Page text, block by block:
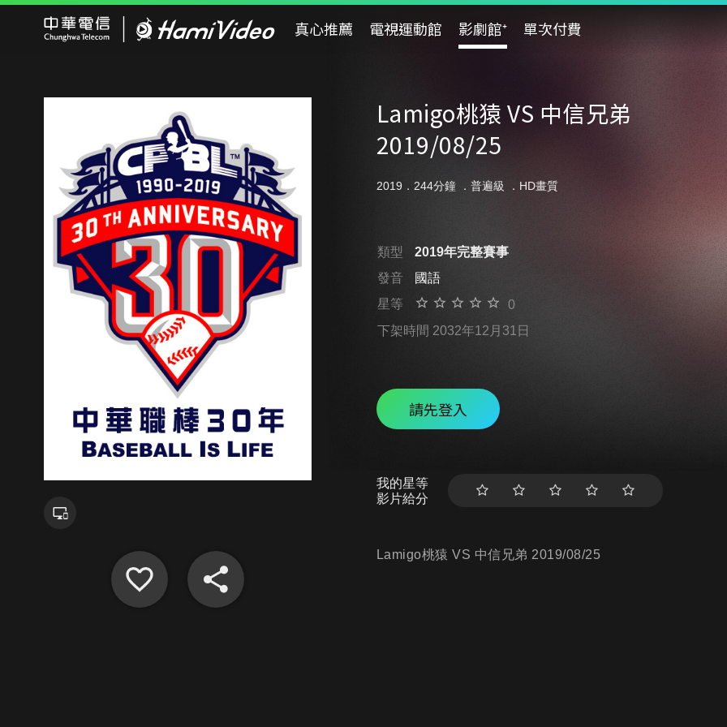
真心推薦 電視運動館 影劇館⁺ 單次付費
Lamigo桃猿 VS 中信兄弟
2019/08/25
2019．244分鐘 ． 普遍級 ．HD畫質
類型
2019年完整賽事
發音
國語
星等
0
下架時間 2032年12月31日
請先登入
我的星等
影片給分
Lamigo桃猿 VS 中信兄弟 2019/08/25